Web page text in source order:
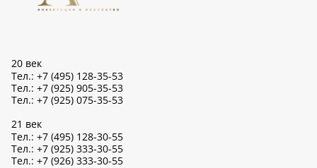
20 век
Тел.: +7 (495) 128-35-53
Тел.: +7 (925) 905-35-53
Тел.: +7 (925) 075-35-53
21 век
Тел.: +7 (495) 128-30-55
Тел.: +7 (925) 333-30-55
Тел.: +7 (926) 333-30-55